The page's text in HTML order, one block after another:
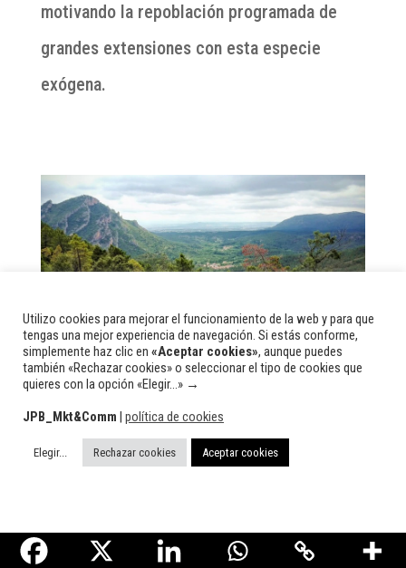
motivando la repoblación programada de
grandes extensiones con esta especie
exógena.
Panorámica de los barrios de Río y
Quintanilla (Río-Quintanilla
hoy completamente abandonada y es la
Utilizo cookies para mejorar el funcionamiento de la web y para que
tengas una mejor experiencia de navegación. Si estás conforme,
simplemente haz clic en «Aceptar cookies», aunque puedes
también «Rechazar cookies» o seleccionar el tipo de cookies que
quieres con la opción «Elegir...» →
JPB_Mkt&Comm | política de cookies
Elegir... Rechazar cookies Aceptar cookies